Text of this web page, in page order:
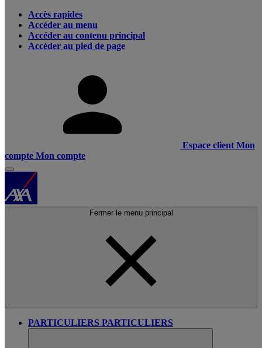
Accès rapides
Accéder au menu
Accéder au contenu principal
Accéder au pied de page
Espace client Mon
compte Mon compte
Fermer le menu principal
PARTICULIERS PARTICULIERS